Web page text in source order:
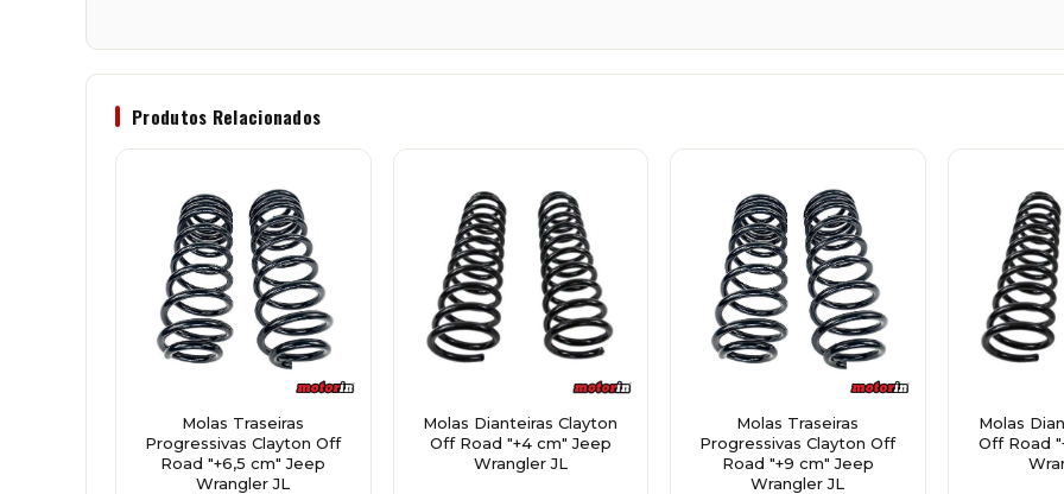
Produtos Relacionados
Molas Traseiras
Progressivas Clayton Off
Road "+6,5 cm" Jeep
Wrangler JL
Molas Dianteiras Clayton
Off Road "+4 cm" Jeep
Wrangler JL
Molas Traseiras
Progressivas Clayton Off
Road "+9 cm" Jeep
Wrangler JL
Molas
Off Road